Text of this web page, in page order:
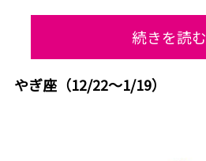
続きを読む
やぎ座（12/22～1/19）